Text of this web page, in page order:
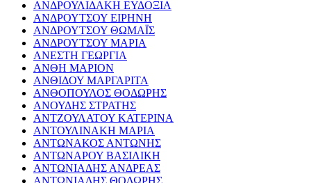
ΑΝΔΡΟΥΛΙΔΑΚΗ ΕΥΔΟΞΙΑ
ΑΝΔΡΟΥΤΣΟΥ ΕΙΡΗΝΗ
ΑΝΔΡΟΥΤΣΟΥ ΘΩΜΑΪΣ
ΑΝΔΡΟΥΤΣΟΥ ΜΑΡΙΑ
ΑΝΕΣΤΗ ΓΕΩΡΓΙΑ
ΑΝΘΗ ΜΑΡΙΟΝ
ΑΝΘΙΔΟΥ ΜΑΡΓΑΡΙΤΑ
ΑΝΘΟΠΟΥΛΟΣ ΘΟΔΩΡΗΣ
ΑΝΟΥΔΗΣ ΣΤΡΑΤΗΣ
ΑΝΤΖΟΥΛΑΤΟΥ ΚΑΤΕΡΙΝΑ
ΑΝΤΟΥΛΙΝΑΚΗ ΜΑΡΙΑ
ΑΝΤΩΝΑΚΟΣ ΑΝΤΩΝΗΣ
ΑΝΤΩΝΑΡΟΥ ΒΑΣΙΛΙΚΗ
ΑΝΤΩΝΙΑΔΗΣ ΑΝΔΡΕΑΣ